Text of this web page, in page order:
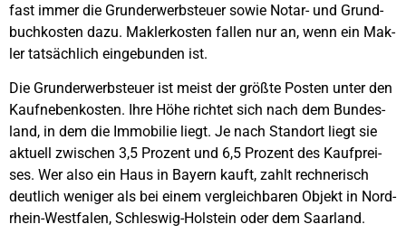
fast immer die Grund­er­werb­steu­er sowie Notar- und Grund­
buch­kos­ten dazu. Mak­ler­kos­ten fal­len nur an, wenn ein Mak­
ler tat­säch­lich ein­ge­bun­den ist.
Die Grund­er­werb­steu­er ist meist der größ­te Pos­ten unter den
Kauf­ne­ben­kos­ten. Ihre Höhe rich­tet sich nach dem Bun­des­
land, in dem die Immo­bi­lie liegt. Je nach Stand­ort liegt sie
aktu­ell zwi­schen 3,5 Pro­zent und 6,5 Pro­zent des Kauf­prei­
ses. Wer also ein Haus in Bay­ern kauft, zahlt rech­ne­risch
deut­lich weni­ger als bei einem ver­gleich­ba­ren Objekt in Nord­
rhein-West­fa­len, Schles­wig-Hol­stein oder dem Saar­land.